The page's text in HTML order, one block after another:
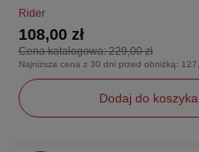
Rider
Cena katalogowa:229,00 zł
108,00 zł
Najniższa cena z 30 dni przed obniżką:
Dodaj do koszyka